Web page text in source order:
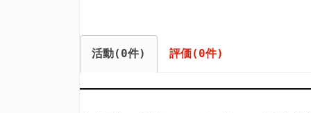
活動(0件) 評価(0件)